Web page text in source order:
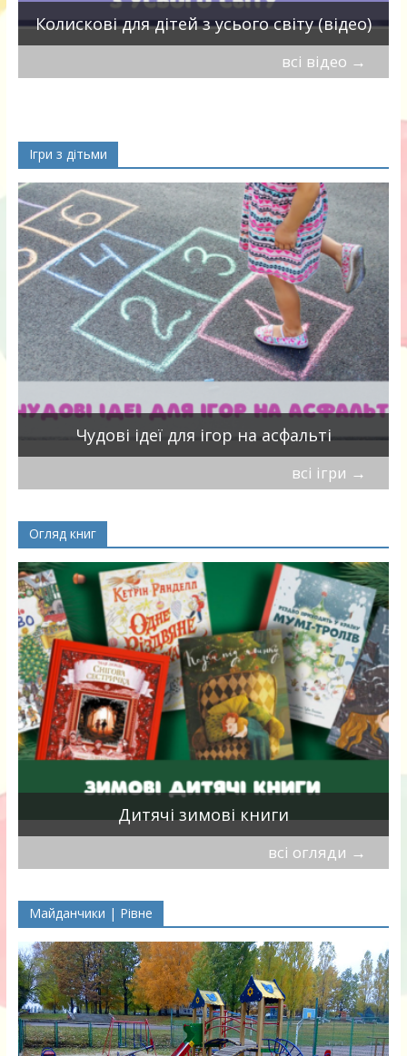
Колискові для дітей з усього світу (відео)
всі відео →
Ігри з дітьми
Чудові ідеї для ігор на асфальті
всі ігри →
Огляд книг
Дитячі зимові книги
всі огляди →
Майданчики | Рівне